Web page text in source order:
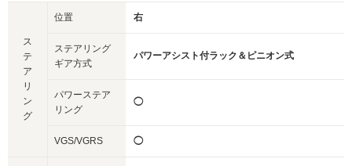
ス
テ
ア
リ
ン
グ
位置 右
ステアリング
ギア方式
パワーアシスト付ラック＆ピニオン式
パワーステア
リング
◯
VGS/VGRS ◯